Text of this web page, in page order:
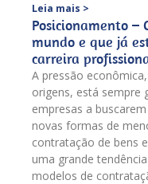
Leia mais >
Posicionamento –
mundo e que já
carreira
A pressão
origens, está sempre
empresas a
novas formas de
contratação de bens
uma grande
modelos de